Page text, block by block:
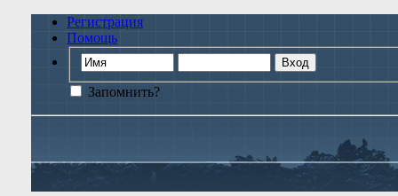
Регистрация
Помощь
Запомнить?